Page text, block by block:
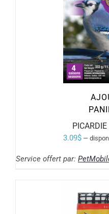
3.09$ —
Service offert par: